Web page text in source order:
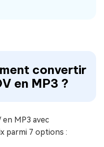
convertir
en MP3 ?
MP3 avec
parmi 7 options :